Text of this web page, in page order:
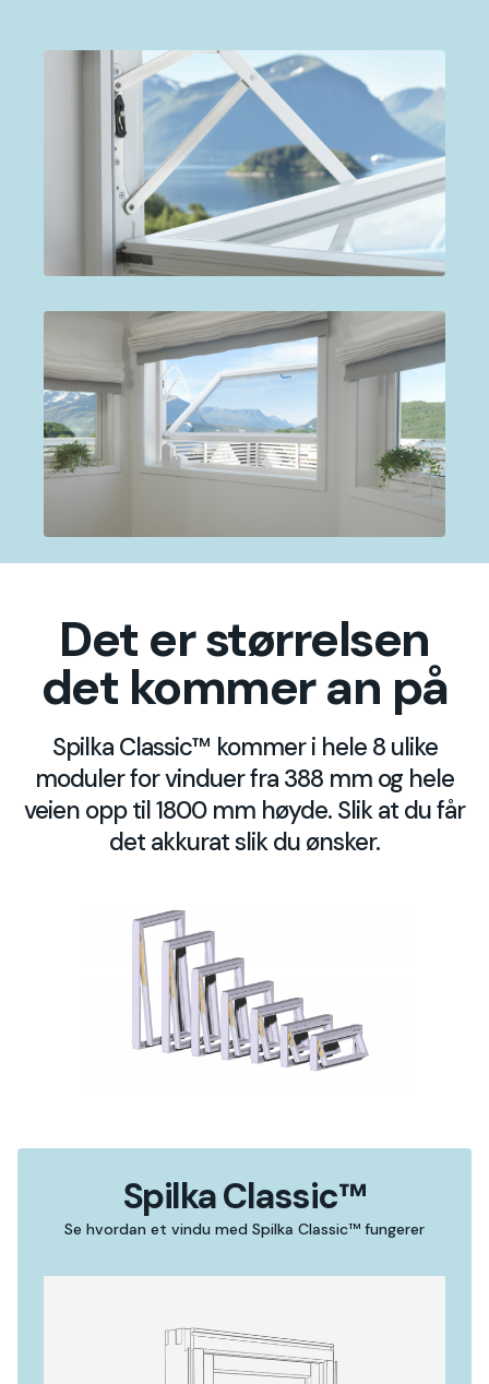
Det er størrelsen
det kommer an på
Spilka Classic™ kommer i hele 8 ulike
moduler for vinduer fra 388 mm og hele
veien opp til 1800 mm høyde. Slik at du får
det akkurat slik du ønsker.
Spilka Classic™
Se hvordan et vindu med Spilka Classic™ fungerer